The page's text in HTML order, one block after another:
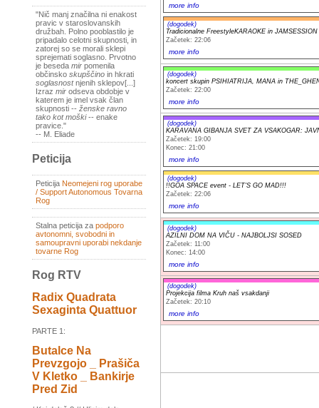
"Nič manj značilna ni enakost
pravic v staroslovanskih
družbah. Polno pooblastilo je
pripadalo celotni skupnosti, in
zatorej so se morali sklepi
sprejemati soglasno. Prvotno
je beseda mir pomenila
občinsko skupščino in hkrati
soglasnostnjenih sklepov[...]
Izraz mir odseva obdobje v
katerem je imel vsak član
skupnosti -- ženske ravno
tako kot moški-- enake
pravice."
-- M. Eliade
Peticija
Peticija Neomejeni rog uporabe
/ Support Autonomous Tovarna
Rog
Stalna peticija za podporo
avtonomni, svobodni in
samoupravni uporabi nekdanje
tovarne Rog
Rog RTV
Radix Quadrata
Sexaginta Quattuor
PARTE 1:
Butalce Na
Prevzgojo _ Prašiča
V Kletko _ Bankirje
Pred Zid
more info
(dogodek)
Tradicionalne FreestyleKARAOKE in JAMSESSION
Začetek: 22:06
more info
(dogodek)
koncert skupin PSIHIATRIJA, MANA in
Začetek: 22:00
more info
(dogodek)
KARAVANA GIBANJA SVET ZA VSAKOGAR:
Začetek: 19:00
Konec: 21:00
more info
(dogodek)
!!GOA SPACE event - LET'S GO MAD!!!
Začetek: 22:06
more info
(dogodek)
AZILNI DOM NA VIČU - NAJBOLJSI SOSED
Začetek: 11:00
Konec: 14:00
more info
(dogodek)
Projekcija filma Kruh naš vsakdanji
Začetek: 20:10
more info